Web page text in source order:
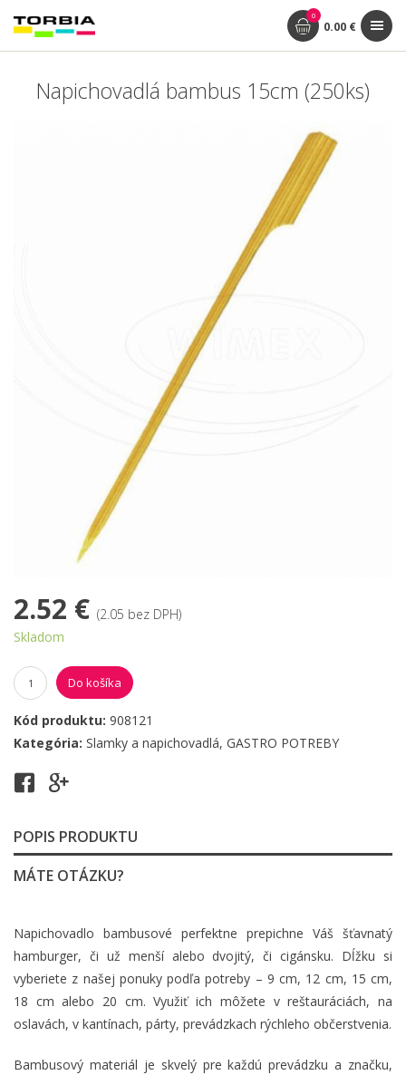
0
0.00 €
Napichovadlá bambus 15cm (250ks)
2.52 € (2.05 bez DPH)
Skladom
Do košíka
Kód produktu: 908121
Kategória: Slamky a napichovadlá, GASTRO POTREBY
POPIS PRODUKTU
MÁTE OTÁZKU?
Napichovadlo bambusové perfektne prepichne Váš šťavnatý
hamburger, či už menší alebo dvojitý, či cigánsku. Dĺžku si
vyberiete z našej ponuky podľa potreby – 9 cm, 12 cm, 15 cm,
18 cm alebo 20 cm. Využiť ich môžete v reštauráciách, na
oslavách, v kantínach, párty, prevádzkach rýchleho občerstvenia.
Bambusový materiál je skvelý pre každú prevádzku a značku,